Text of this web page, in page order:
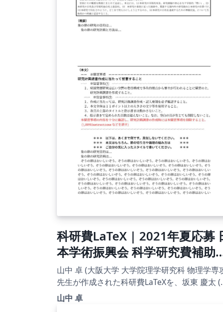
科研費LaTeX | 2021年夏応募
本学術振興会 科学研究費補助
| 国際共同研究加速基金（帰国
発展研究）(2021年度用) |
2021.07.01
山中 卓 (大阪大学 大学院理学研究科 物理学専
先生が作成された科研費LaTeXを、坂東 慶太 (
古屋学院大学) が了承を得てテンプレート登録し
山中 卓